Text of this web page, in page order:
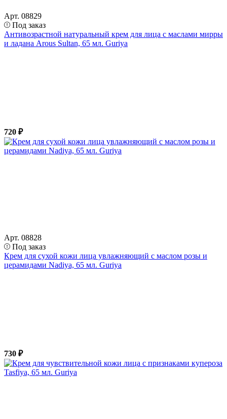
Арт. 08829
Под заказ
Антивозрастной натуральный крем для лица с маслами мирры
и ладана Arous Sultan, 65 мл. Guriya
720 ₽
Арт. 08828
Под заказ
Крем для сухой кожи лица увлажняющий с маслом розы и
церамидами Nadiya, 65 мл. Guriya
730 ₽